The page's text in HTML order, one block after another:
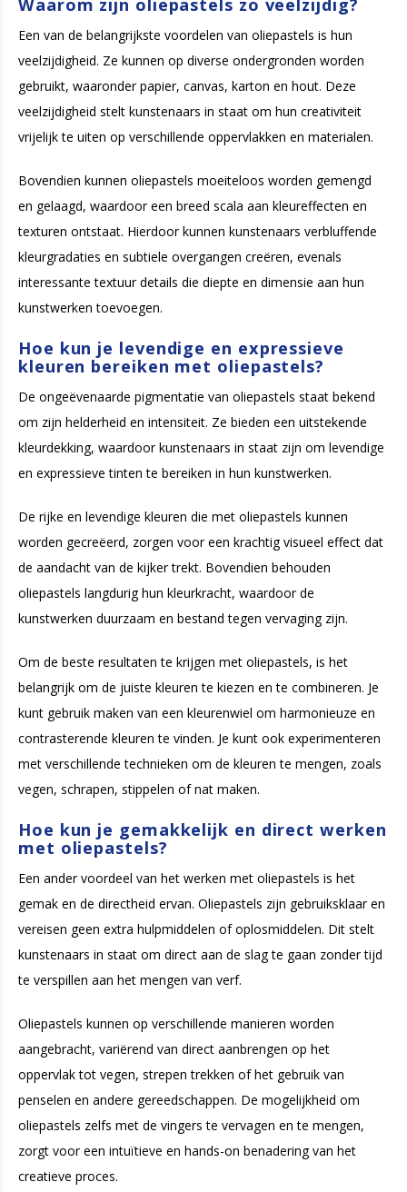
Waarom zijn oliepastels zo veelzijdig?
Een van de belangrijkste voordelen van oliepastels is hun
veelzijdigheid. Ze kunnen op diverse ondergronden worden
gebruikt, waaronder papier, canvas, karton en hout. Deze
veelzijdigheid stelt kunstenaars in staat om hun creativiteit
vrijelijk te uiten op verschillende oppervlakken en materialen.
Bovendien kunnen oliepastels moeiteloos worden gemengd
en gelaagd, waardoor een breed scala aan kleureffecten en
texturen ontstaat. Hierdoor kunnen kunstenaars verbluffende
kleurgradaties en subtiele overgangen creëren, evenals
interessante textuur details die diepte en dimensie aan hun
kunstwerken toevoegen.
Hoe kun je levendige en expressieve
kleuren bereiken met oliepastels?
De ongeëvenaarde pigmentatie van oliepastels staat bekend
om zijn helderheid en intensiteit. Ze bieden een uitstekende
kleurdekking, waardoor kunstenaars in staat zijn om levendige
en expressieve tinten te bereiken in hun kunstwerken.
De rijke en levendige kleuren die met oliepastels kunnen
worden gecreëerd, zorgen voor een krachtig visueel effect dat
de aandacht van de kijker trekt. Bovendien behouden
oliepastels langdurig hun kleurkracht, waardoor de
kunstwerken duurzaam en bestand tegen vervaging zijn.
Om de beste resultaten te krijgen met oliepastels, is het
belangrijk om de juiste kleuren te kiezen en te combineren. Je
kunt gebruik maken van een kleurenwiel om harmonieuze en
contrasterende kleuren te vinden. Je kunt ook experimenteren
met verschillende technieken om de kleuren te mengen, zoals
vegen, schrapen, stippelen of nat maken.
Hoe kun je gemakkelijk en direct werken
met oliepastels?
Een ander voordeel van het werken met oliepastels is het
gemak en de directheid ervan. Oliepastels zijn gebruiksklaar en
vereisen geen extra hulpmiddelen of oplosmiddelen. Dit stelt
kunstenaars in staat om direct aan de slag te gaan zonder tijd
te verspillen aan het mengen van verf.
Oliepastels kunnen op verschillende manieren worden
aangebracht, variërend van direct aanbrengen op het
oppervlak tot vegen, strepen trekken of het gebruik van
penselen en andere gereedschappen. De mogelijkheid om
oliepastels zelfs met de vingers te vervagen en te mengen,
zorgt voor een intuïtieve en hands-on benadering van het
creatieve proces.